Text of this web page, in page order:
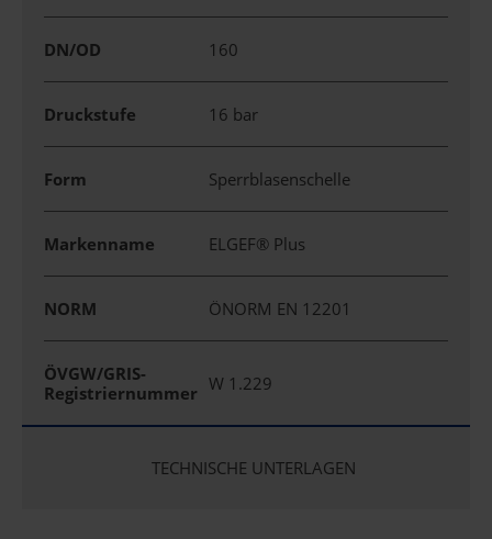
DN/OD 160
Druckstufe 16 bar
Form Sperrblasenschelle
Markenname ELGEF® Plus
NORM ÖNORM EN 12201
ÖVGW/GRIS-
Registriernummer W 1.229
TECHNISCHE UNTERLAGEN